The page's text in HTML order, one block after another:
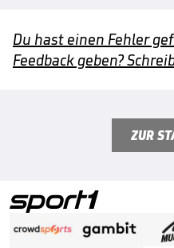
Du hast einen Fehler
Feedback geben?
ZUR